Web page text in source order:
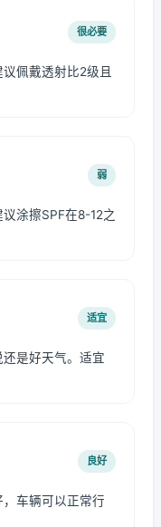
很必要
佩戴透射比2级且
弱
涂擦SPF在8-12之
适宜
是好天气。适宜
良好
车辆可以正常行